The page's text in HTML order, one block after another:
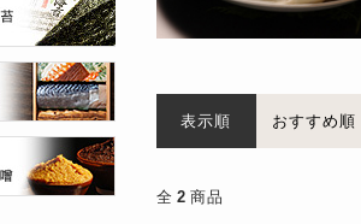
表示順 おすすめ順
全 2 商品